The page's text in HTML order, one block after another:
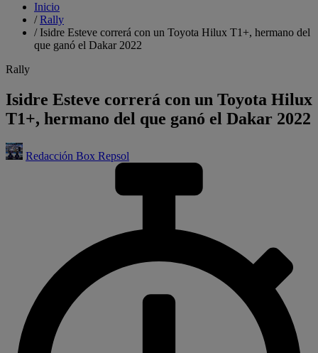
Inicio
/Rally
/Isidre Esteve correrá con un Toyota Hilux T1+, hermano del
que ganó el Dakar 2022
Rally
Isidre Esteve correrá con un Toyota Hilux
T1+, hermano del que ganó el Dakar 2022
Redacción Box Repsol